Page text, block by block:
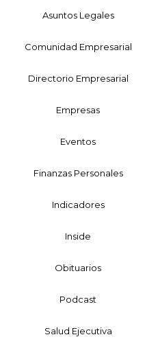
Asuntos Legales
Comunidad Empresarial
Directorio Empresarial
Empresas
Eventos
Finanzas Personales
Indicadores
Inside
Obituarios
Podcast
Salud Ejecutiva